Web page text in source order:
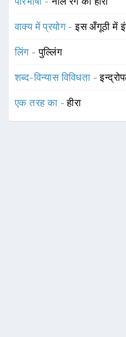
वाक्य में प्रयोग -इस अँगूठी में
लिंग -पुल्लिंग
शब्द-विन्यास विविधता -
एक तरह का -हीरा